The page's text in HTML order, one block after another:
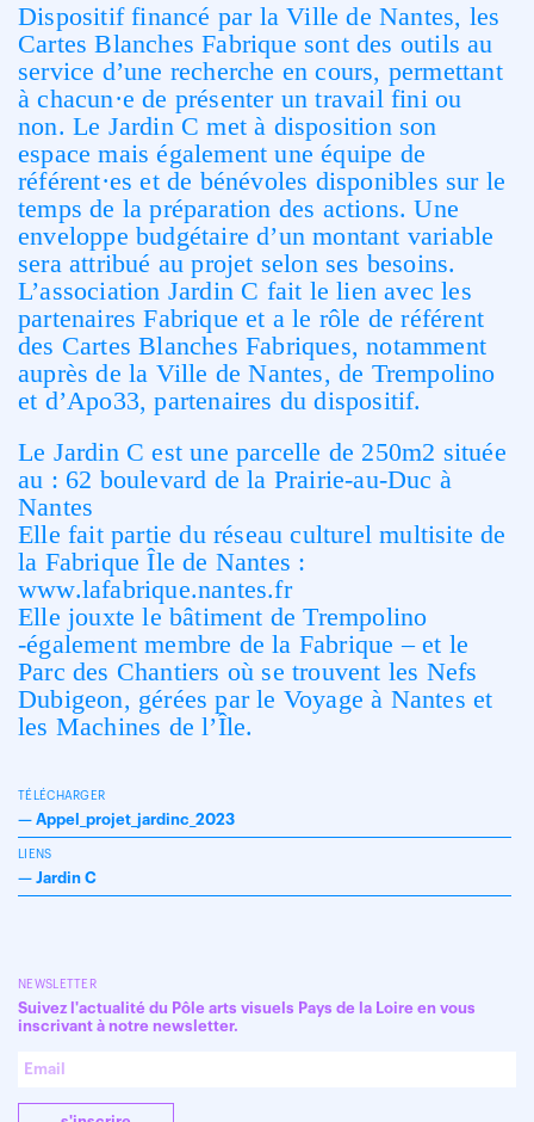
Dispositif financé par la Ville de Nantes, les
Cartes Blanches Fabrique sont des outils au
service d’une recherche en cours, permettant
à chacun·e de présenter un travail fini ou
non. Le Jardin C met à disposition son
espace mais également une équipe de
référent·es et de bénévoles disponibles sur le
temps de la préparation des actions. Une
enveloppe budgétaire d’un montant variable
sera attribué au projet selon ses besoins.
L’association Jardin C fait le lien avec les
partenaires Fabrique et a le rôle de référent
des Cartes Blanches Fabriques, notamment
auprès de la Ville de Nantes, de Trempolino
et d’Apo33, partenaires du dispositif.
Le Jardin C est une parcelle de 250m2 située
au : 62 boulevard de la Prairie-au-Duc à
Nantes
Elle fait partie du réseau culturel multisite de
la Fabrique Île de Nantes :
www.lafabrique.nantes.fr
Elle jouxte le bâtiment de Trempolino
-également membre de la Fabrique – et le
Parc des Chantiers où se trouvent les Nefs
Dubigeon, gérées par le Voyage à Nantes et
les Machines de l’Île.
TÉLÉCHARGER
— Appel_projet_jardinc_2023
LIENS
— Jardin C
NEWSLETTER
Suivez l'actualité du Pôle arts visuels Pays de la Loire en vous
inscrivant à notre newsletter.